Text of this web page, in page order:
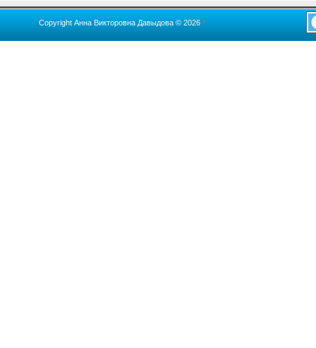
Copyright Анна Викторовна Давыдова © 2026